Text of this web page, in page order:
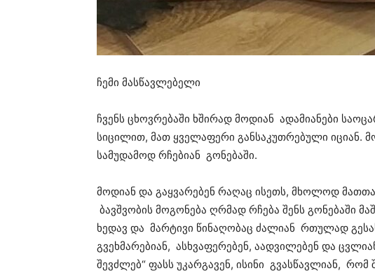
ჩემი მასწავლებელი
ჩვენს ცხოვრებაში ხშირად მოდიან ადამიანები
სიცილით, მათ ყველაფერი განსაკუთრებული იციან.
სამუდამოდ რჩებიან გონებაში.
მოდიან და გაყვარებენ რაღაც ისეთს, მხოლოდ
ბავშვობის მოგონება ღრმად რჩება შენს გონებაში
ხედავ და მარტივი წინაღობაც ძალიან რთულად
გვეხმარებიან, ასხვაფერებენ, აადვილებენ და
შევძლებ“ ფასს უკარგავენ, ისინი გვასწავლიან,